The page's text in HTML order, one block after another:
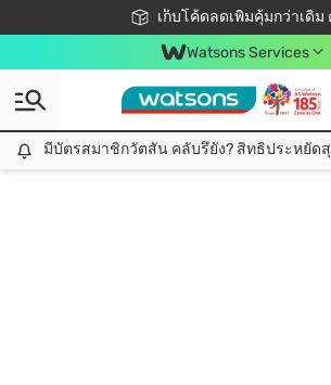
เก็บโค้ดลดเพิ่มคุ้มกว่าเดิม
ชอปออนไลน์ครั้งแรก ลดเพิ่มจุก ๆ
📦ส่งฟรี! เมื่อชอป 499
สมาชิกวัตสัน คลับดียังไ
Watsons Services
มีบัตรสมาชิกวัตสัน คลับรึยัง? สิทธิประหยัดสุดว้าวรอคุณอยู่ ชอปคุ้มกว่าเดิม คลิก!
มีบัตรสมาชิกวัตสัน คลับรึยัง? สิทธิประหยัด